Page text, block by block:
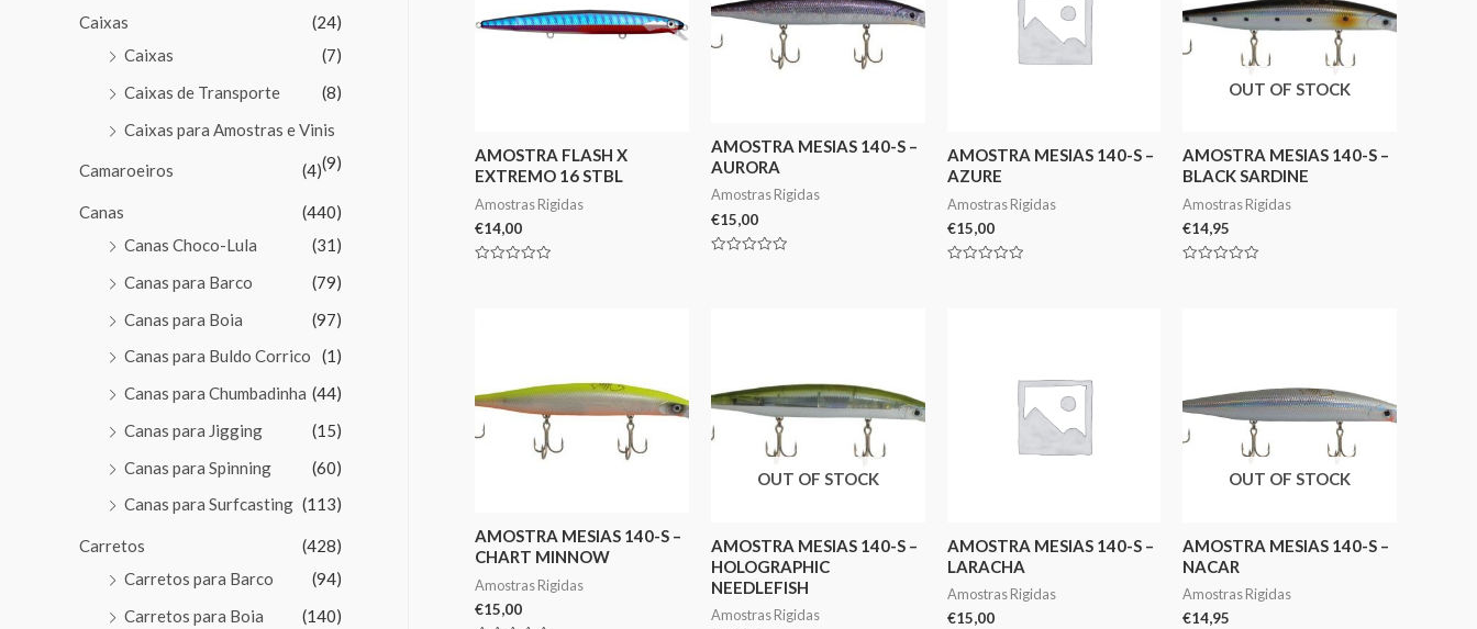
Caixas
(24)
Caixas
(7)
Caixas de Transporte
(8)
Caixas para Amostras e Vinis
(9)
Camaroeiros (4)
Canas
(440)
Canas Choco-Lula
(31)
Canas para Barco
(79)
Canas para Boia
(97)
Canas para Buldo Corrico
(1)
Canas para Chumbadinha (44)
Canas para Jigging
(15)
Canas para Spinning
(60)
Canas para Surfcasting (113)
Carretos
(428)
Carretos para Barco
(94)
Carretos para Boia
(140)
AMOSTRA FLASH X
EXTREMO 16 STBL
Amostras Rigidas
€14,00
AMOSTRA MESIAS 140-S –
AURORA
Amostras Rigidas
€15,00
AMOSTRA MESIAS 140-S –
AZURE
Amostras Rigidas
€15,00
OUT OF STOCK
AMOSTRA MESIAS 140-S –
BLACK SARDINE
Amostras Rigidas
€14,95
AMOSTRA MESIAS 140-S –
CHART MINNOW
Amostras Rigidas
€15,00
OUT OF STOCK
AMOSTRA MESIAS 140-S –
HOLOGRAPHIC
NEEDLEFISH
Amostras Rigidas
AMOSTRA MESIAS 140-S –
LARACHA
Amostras Rigidas
€15,00
OUT OF STOCK
AMOSTRA MESIAS 140-S –
NACAR
Amostras Rigidas
€14,95